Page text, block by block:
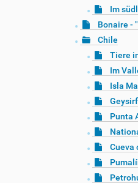
Im
Bonaire -
Chile
Tiere
Im
Isla
Punta
Cueva